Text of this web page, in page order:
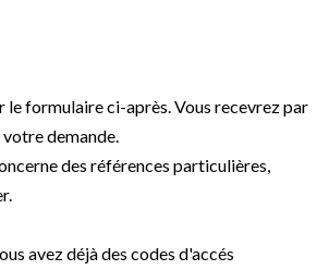
formulaire ci-après. Vous recevrez par
demande.
des références particulières,
avez déjà des codes d'accés